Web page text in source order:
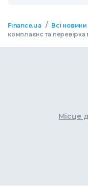
Finance.ua / Всі новини
комплаєнс та
Місце